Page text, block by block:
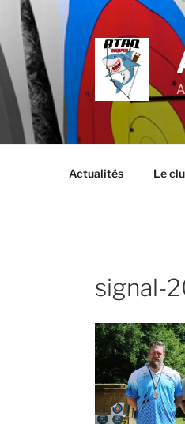
Aller
contenu
principal
Actualités Le
signal-